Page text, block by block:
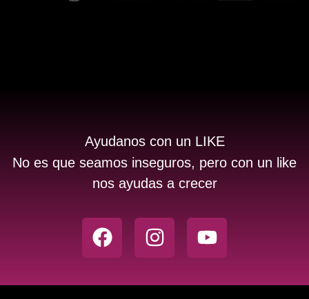
Ayudanos con un LIKE
No es que seamos inseguros, pero con un like
nos ayudas a crecer